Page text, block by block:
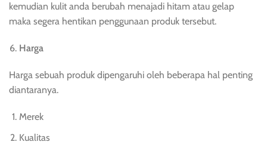
kemudian kulit anda berubah menajadi hitam atau gelap
maka segera hentikan penggunaan produk tersebut.
Harga
Harga sebuah produk dipengaruhi oleh beberapa hal penting
diantaranya.
Merek
Kualitas